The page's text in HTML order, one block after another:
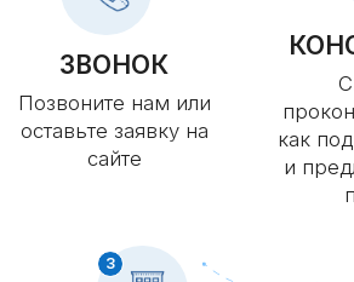
Получить консультацию
Я согласен (сна) с пользовательским
соглашением и политикой конфиденциальности